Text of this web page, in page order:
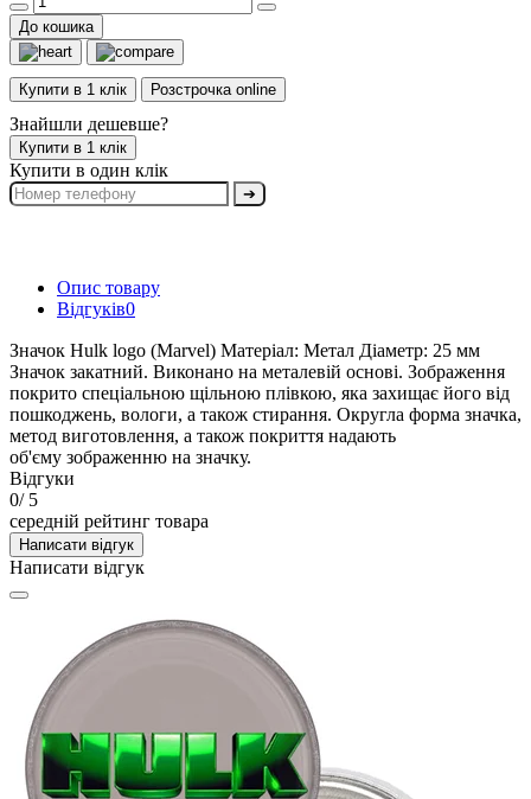
До кошика
Купити в 1 клік Розстрочка online
Знайшли дешевше?
Купити в 1 клік
Купити в один клік
➔
Опис товару
Відгуків0
Значок Hulk logo (Marvel) Матеріал: Метал Діаметр: 25 мм
Значок закатний. Виконано на металевій основі. Зображення
покрито спеціальною щільною плівкою, яка захищає його від
пошкоджень, вологи, а також стирання. Округла форма значка,
метод виготовлення, а також покриття надають
об'єму зображенню на значку.
Відгуки
0/ 5
середній рейтинг товара
Написати відгук
Написати відгук